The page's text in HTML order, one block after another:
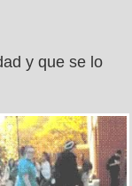
y que se lo